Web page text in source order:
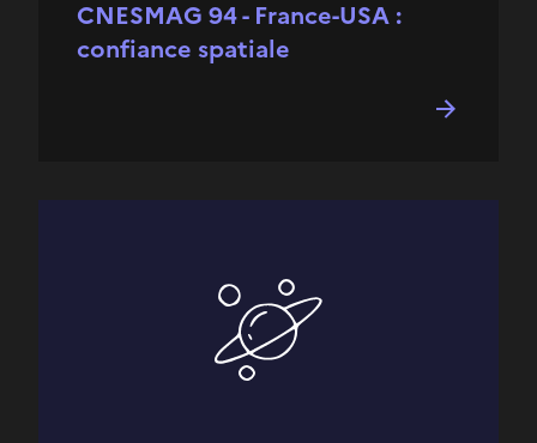
CNESMAG 94 - France-USA :
confiance spatiale